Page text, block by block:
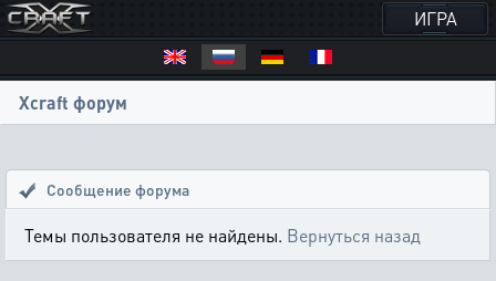
ИГРА
Xcraft форум
Сообщение форума
Темы пользователя не найдены. Вернуться назад